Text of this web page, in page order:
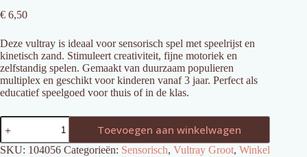
€ 6,50
Deze vultray is ideaal voor sensorisch spel met speelrijst en
kinetisch zand. Stimuleert creativiteit, fijne motoriek en
zelfstandig spelen. Gemaakt van duurzaam populieren
multiplex en geschikt voor kinderen vanaf 3 jaar. Perfect als
educatief speelgoed voor thuis of in de klas.
Vultray
Raket
aantal
Toevoegen aan winkelwagen
SKU: 104056 Categorieën: Sensorisch, Vultray Groot, Winkel